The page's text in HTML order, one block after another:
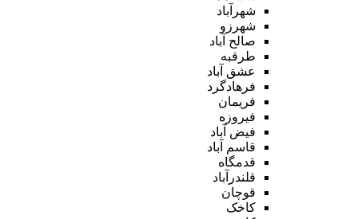
شهرآباد
شهرزو
صالح آباد
طرقبه
عشق آباد
فرهادگرد
فریمان
فیروزه
فیض آباد
قاسم آباد
قدمگاه
قلندرآباد
قوچان
کاخک